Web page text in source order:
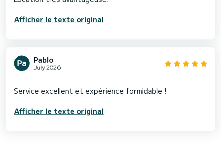
Afficher le texte original
Pablo
July 2026
Afficher le texte original